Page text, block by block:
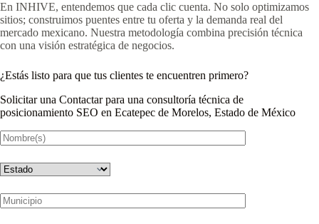
En INHIVE, entendemos que cada clic cuenta. No solo optimizamos
sitios; construimos puentes entre tu oferta y la demanda real del
mercado mexicano. Nuestra metodología combina precisión técnica
con una visión estratégica de negocios.
¿Estás listo para que tus clientes te encuentren primero?
Solicitar una Contactar para una consultoría técnica de
posicionamiento SEO en Ecatepec de Morelos, Estado de México